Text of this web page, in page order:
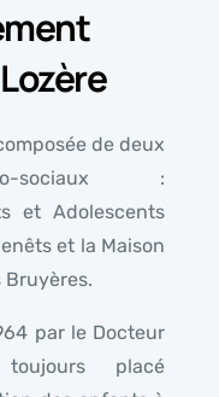
de deux
sociaux :
et Adolescents
et la Maison
Bruyères.
par le Docteur
placé